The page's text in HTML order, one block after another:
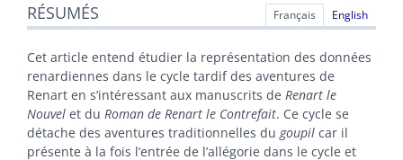
Index
Texte
Citer cet article
Auteur
RÉSUMÉS Français English
Cet article entend étudier la représentation des données
renardiennes dans le cycle tardif des aventures de
Renart en s’intéressant aux manuscrits de Renart le
Nouvel et du Roman de Renart le Contrefait. Ce cycle se
détache des aventures traditionnelles du goupil car il
présente à la fois l’entrée de l’allégorie dans le cycle et